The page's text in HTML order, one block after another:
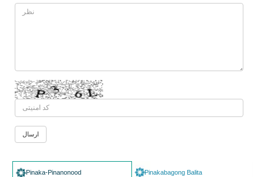
Pinaka-Pinanonood Pinakabagong Balita